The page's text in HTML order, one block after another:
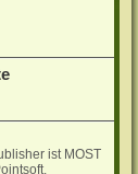
ist MOST